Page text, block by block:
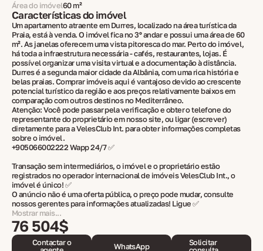
Área do imóvel60 m²
Características do imóvel
Um apartamento atraente em Durres, localizado na área turística da
Praia, está à venda. O imóvel fica no 3º andar e possui uma área de 60
m². As janelas oferecem uma vista pitoresca do mar. Perto do imóvel,
há toda a infraestrutura necessária - cafés, restaurantes, lojas. É
possível organizar uma visita virtual e a documentação à distância.
Durres é a segunda maior cidade da Albânia, com uma rica história e
belas praias. Comprar imóveis aqui é vantajoso devido ao crescente
potencial turístico da região e aos preços relativamente baixos em
comparação com outros destinos no Mediterrâneo.
Atenção: Você pode passar pela verificação e obter o telefone do
representante do proprietário em nosso site, ou ligar (escrever)
diretamente para a VelesClub Int. para obter informações completas
sobre o imóvel.
+905066002222 Wapp 24/7 ✅
Transação sem intermediários, o imóvel e o proprietário estão
registrados no operador internacional de imóveis VelesClub Int., o
imóvel é único! ✅
O anúncio não é uma oferta pública, o preço pode mudar, consulte
nossos gerentes para informações atualizadas! Ligue ✅
Mostrar mais...
76 504$
Contactar o
WhatsApp
Solicitar